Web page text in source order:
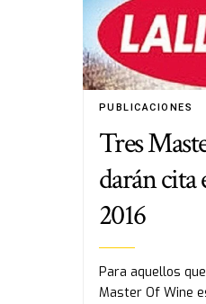
PUBLICACIONES
Tres
darán
2016
Para aquellos
Master Of Wine